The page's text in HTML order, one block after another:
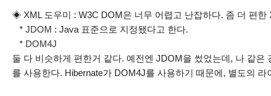
◈ XML 도우미 : W3C DOM은 너무 어렵고 난잡하다. 좀 더 편한
* JDOM : Java 표준으로 지정됐다고 한다.
* DOM4J
둘 다 비슷하게 편한거 같다. 예전엔 JDOM을 썼었는데, 나 같은
를 사용한다. Hibernate가 DOM4J를 사용하기 때문에, 별도의